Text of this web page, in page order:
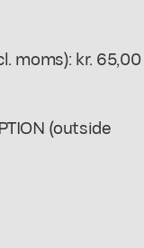
moms): kr. 65,00
(outside